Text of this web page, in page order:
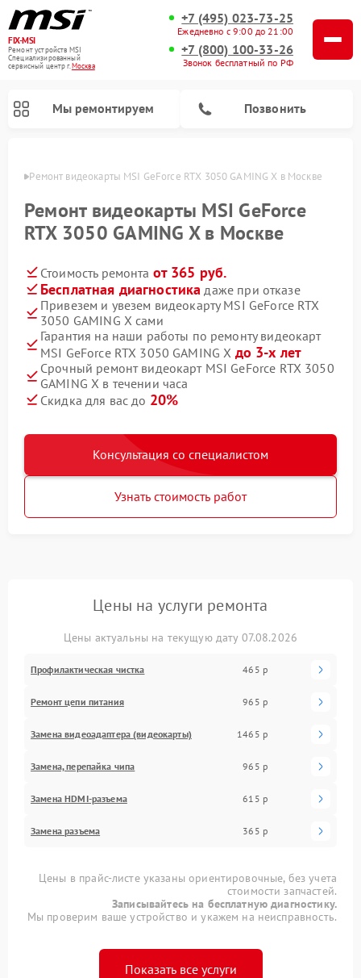
FIX-MSI
Ремонт устройств MSI
Специализированный
cервисный центр г.Москва
+7 (495) 023-73-25
Ежедневно с 9:00 до 21:00
+7 (800) 100-33-26
Звонок бесплатный по РФ
Мы ремонтируем Позвонить
Ремонт видеокарты MSI GeForce RTX 3050 GAMING X в Москве
Ремонт видеокарты MSI GeForce
RTX 3050 GAMING X в Москве
Стоимость ремонта от 365 руб.
Бесплатная диагностика даже при отказе
Привезем и увезем видеокарту MSI GeForce RTX
3050 GAMING X сами
Гарантия на наши работы по ремонту видеокарт
MSI GeForce RTX 3050 GAMING X до 3-х лет
Срочный ремонт видеокарт MSI GeForce RTX 3050
GAMING X в течении часа
Скидка для вас до 20%
Консультация со специалистом
Узнать стоимость работ
Цены на услуги ремонта
Цены актуальны на текущую дату 07.08.2026
Профилактическая чистка 465 р
Ремонт цепи питания 965 р
Замена видеоадаптера (видеокарты) 1465 р
Замена, перепайка чипа 965 р
Замена HDMI-разъема 615 р
Замена разъема 365 р
Цены в прайс-листе указаны ориентировочные, без учета
стоимости запчастей.
Записывайтесь на бесплатную диагностику.
Мы проверим ваше устройство и укажем на неисправность.
Показать все услуги